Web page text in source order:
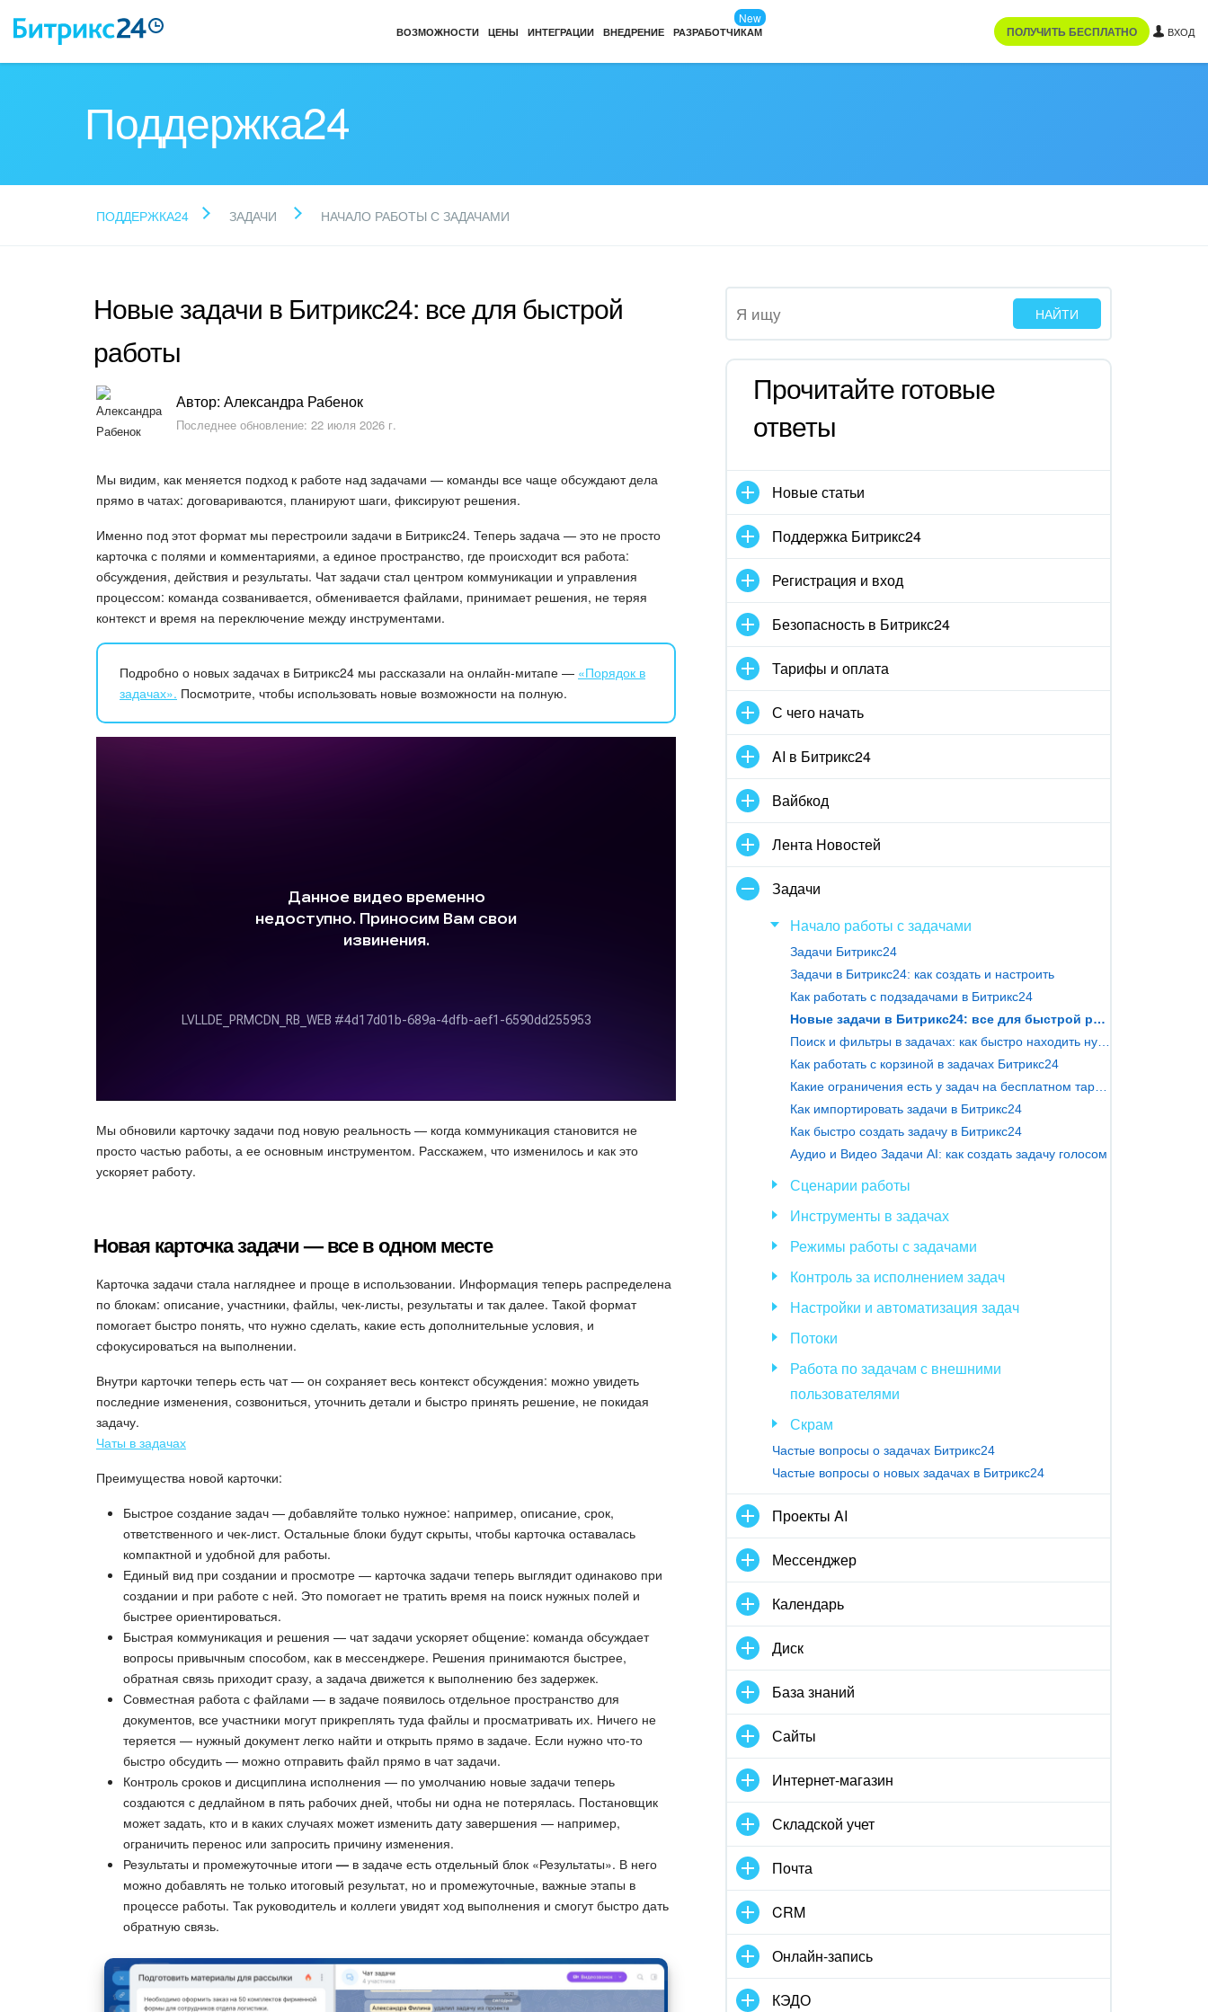
ВОЗМОЖНОСТИ ЦЕНЫ ИНТЕГРАЦИИ ВНЕДРЕНИЕ РАЗРАБОТЧИКАМ
New
ПОЛУЧИТЬ БЕСПЛАТНО ВХОД
Поддержка24
ПОДДЕРЖКА24 ЗАДАЧИ НАЧАЛО РАБОТЫ С ЗАДАЧАМИ
Новые задачи в Битрикс24: все для быстрой
работы
Автор: Александра Рабенок
Последнее обновление: 22 июля 2026 г.
Мы видим, как меняется подход к работе над задачами — команды все чаще обсуждают дела
прямо в чатах: договариваются, планируют шаги, фиксируют решения.
Именно под этот формат мы перестроили задачи в Битрикс24. Теперь задача — это не просто
карточка с полями и комментариями, а единое пространство, где происходит вся работа:
обсуждения, действия и результаты. Чат задачи стал центром коммуникации и управления
процессом: команда созванивается, обменивается файлами, принимает решения, не теряя
контекст и время на переключение между инструментами.
Подробно о новых задачах в Битрикс24 мы рассказали на онлайн-митапе — «Порядок в
задачах». Посмотрите, чтобы использовать новые возможности на полную.
Мы обновили карточку задачи под новую реальность — когда коммуникация становится не
просто частью работы, а ее основным инструментом. Расскажем, что изменилось и как это
ускоряет работу.
Новая карточка задачи — все в одном месте
Карточка задачи стала нагляднее и проще в использовании. Информация теперь распределена
по блокам: описание, участники, файлы, чек-листы, результаты и так далее. Такой формат
помогает быстро понять, что нужно сделать, какие есть дополнительные условия, и
сфокусироваться на выполнении.
Внутри карточки теперь есть чат — он сохраняет весь контекст обсуждения: можно увидеть
последние изменения, созвониться, уточнить детали и быстро принять решение, не покидая
задачу.
Чаты в задачах
Преимущества новой карточки:
Быстрое создание задач — добавляйте только нужное: например, описание, срок,
ответственного и чек-лист. Остальные блоки будут скрыты, чтобы карточка оставалась
компактной и удобной для работы.
Единый вид при создании и просмотре — карточка задачи теперь выглядит одинаково при
создании и при работе с ней. Это помогает не тратить время на поиск нужных полей и
быстрее ориентироваться.
Быстрая коммуникация и решения — чат задачи ускоряет общение: команда обсуждает
вопросы привычным способом, как в мессенджере. Решения принимаются быстрее,
обратная связь приходит сразу, а задача движется к выполнению без задержек.
Совместная работа с файлами — в задаче появилось отдельное пространство для
документов, все участники могут прикреплять туда файлы и просматривать их. Ничего не
теряется — нужный документ легко найти и открыть прямо в задаче. Если нужно что-то
быстро обсудить — можно отправить файл прямо в чат задачи.
Контроль сроков и дисциплина исполнения — по умолчанию новые задачи теперь
создаются с дедлайном в пять рабочих дней, чтобы ни одна не потерялась. Постановщик
может задать, кто и в каких случаях может изменить дату завершения — например,
ограничить перенос или запросить причину изменения.
Результаты и промежуточные итоги — в задаче есть отдельный блок «Результаты». В него
можно добавлять не только итоговый результат, но и промежуточные, важные этапы в
процессе работы. Так руководитель и коллеги увидят ход выполнения и смогут быстро дать
обратную связь.
Прочитайте готовые
ответы
Новые статьи
Поддержка Битрикс24
Регистрация и вход
Безопасность в Битрикс24
Тарифы и оплата
С чего начать
AI в Битрикс24
Вайбкод
Лента Новостей
Задачи
Начало работы с задачами
Задачи Битрикс24
Задачи в Битрикс24: как создать и настроить
Как работать с подзадачами в Битрикс24
Новые задачи в Битрикс24: все для быстрой работы
Как работать с корзиной в задачах Битрикс24
Как импортировать задачи в Битрикс24
Как быстро создать задачу в Битрикс24
Аудио и Видео Задачи AI: как создать задачу голосом
Сценарии работы
Инструменты в задачах
Режимы работы с задачами
Контроль за исполнением задач
Настройки и автоматизация задач
Потоки
Работа по задачам с внешними
пользователями
Скрам
Частые вопросы о задачах Битрикс24
Частые вопросы о новых задачах в Битрикс24
Проекты AI
Мессенджер
Календарь
Диск
База знаний
Сайты
Интернет-магазин
Складской учет
Почта
CRM
Онлайн-запись
КЭДО